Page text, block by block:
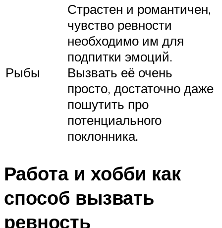
Рыбы
Страстен и романтичен,
чувство ревности
необходимо им для
подпитки эмоций.
Вызвать её очень
просто, достаточно даже
пошутить про
потенциального
поклонника.
Работа и хобби как
способ вызвать
ревность